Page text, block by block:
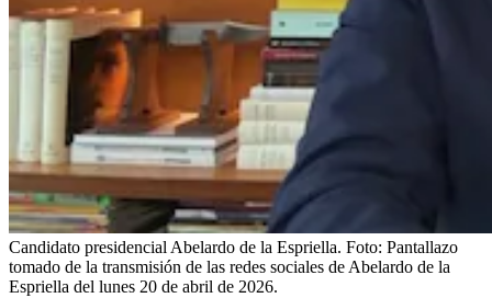
Candidato presidencial Abelardo de la Espriella. Foto: Pantallazo
tomado de la transmisión de las redes sociales de Abelardo de la
Espriella del lunes 20 de abril de 2026.